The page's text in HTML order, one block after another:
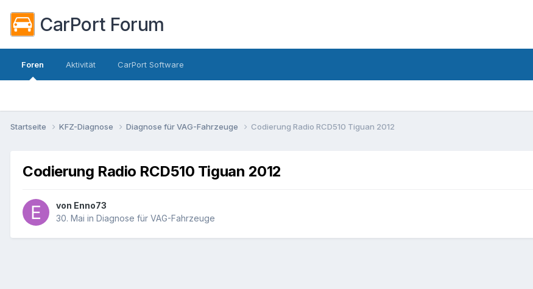
CarPort Forum
Foren Aktivität CarPort Software
Startseite KFZ-Diagnose Diagnose für VAG-Fahrzeuge Codierung Radio RCD510 Tiguan 2012
Codierung Radio RCD510 Tiguan 2012
von Enno73
30. Mai in Diagnose für VAG-Fahrzeuge